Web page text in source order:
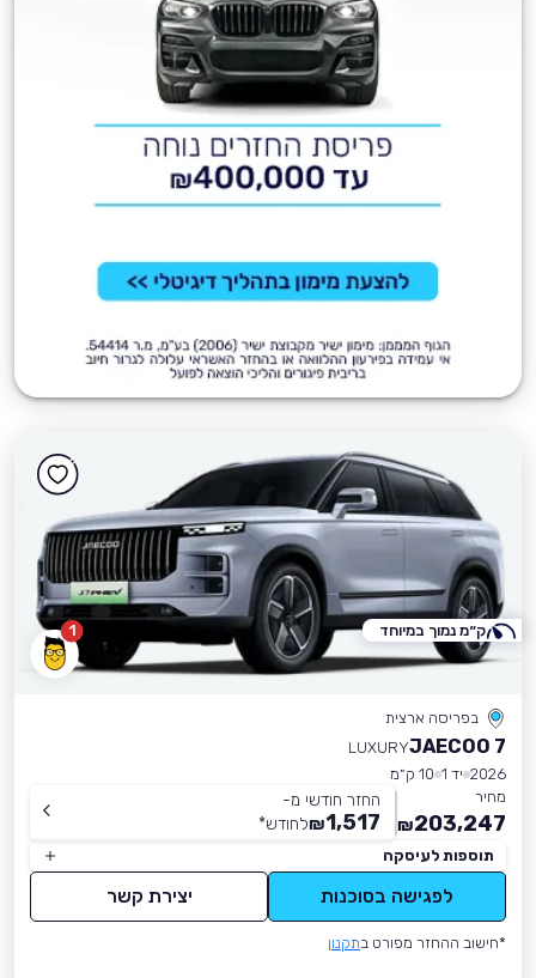
1
בפריסה ארצית
JAECOO 7
LUXURY
2026 יד 1
10 ק״מ
מחיר
203,247
₪
החזר חודשי מ-
1,517
₪לחודש*
תוספות לעיסקה
לפגישה בסוכנות יצירת קשר
*חישוב ההחזר מפורט בתקנון
ק״מ נמוך במיוחד